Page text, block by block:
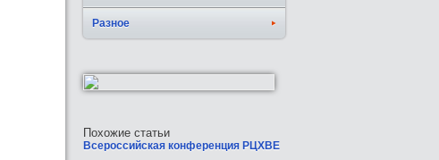
Разное
Похожие статьи
Всероссийская конференция РЦХВЕ